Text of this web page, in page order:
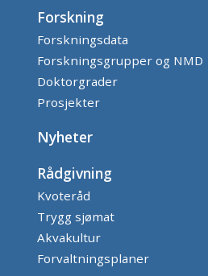
Forskning
Forskningsdata
Forskningsgrupper og NMD
Doktorgrader
Prosjekter
Nyheter
Rådgivning
Kvoteråd
Trygg sjømat
Akvakultur
Forvaltningsplaner